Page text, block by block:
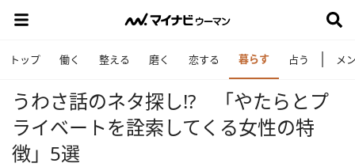
トップ 働く 整える 磨く 恋する 暮らす 占う メ
うわさ話のネタ探し!? 「やたらとプ
ライベートを詮索してくる女性の特
徴」5選